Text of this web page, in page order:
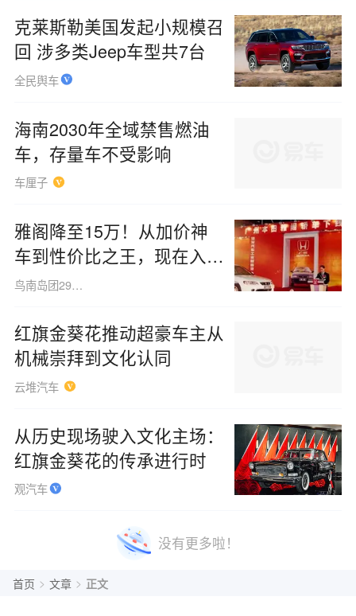
克莱斯勒美国发起小规模召
回 涉多类Jeep车型共7台
全民舆车
海南2030年全域禁售燃油
车，存量车不受影响
车厘子
雅阁降至15万！从加价神
车到性价比之王，现在入手
这款省心的B级车是否值
鸟南岛团291208
红旗金葵花推动超豪车主从
机械崇拜到文化认同
云堆汽车
从历史现场驶入文化主场：
红旗金葵花的传承进行时
观汽车
没有更多啦！
首页 > 文章 > 正文